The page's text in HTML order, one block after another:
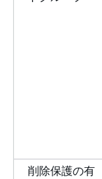
削除保護の有